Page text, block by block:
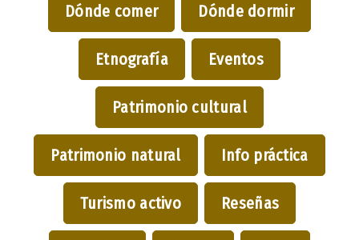
Dónde comer Dónde dormir
Etnografía Eventos
Patrimonio cultural
Patrimonio natural Info práctica
Turismo activo Reseñas